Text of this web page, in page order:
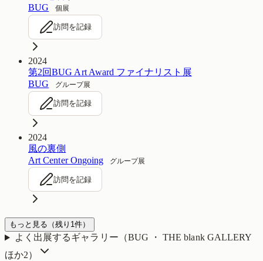
BUG
個展
訪問を記録
2024
第2回BUG Art Award ファイナリスト展
BUG
グループ展
訪問を記録
2024
風の裏側
Art Center Ongoing
グループ展
訪問を記録
もっと見る （残り 1件）
よく出展するギャラリー（BUG ・ THE blank GALLERY
ほか2）